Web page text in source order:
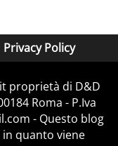
Privacy Policy
proprietà di D&D
Roma - P.Iva
- Questo blog
quanto viene